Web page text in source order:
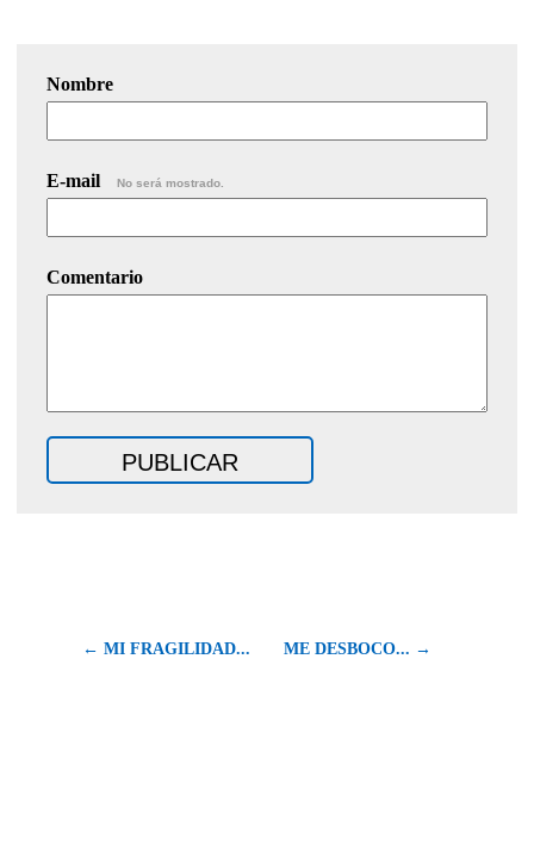
Nombre
E-mail No será mostrado.
Comentario
← MI FRAGILIDAD... ME DESBOCO... →